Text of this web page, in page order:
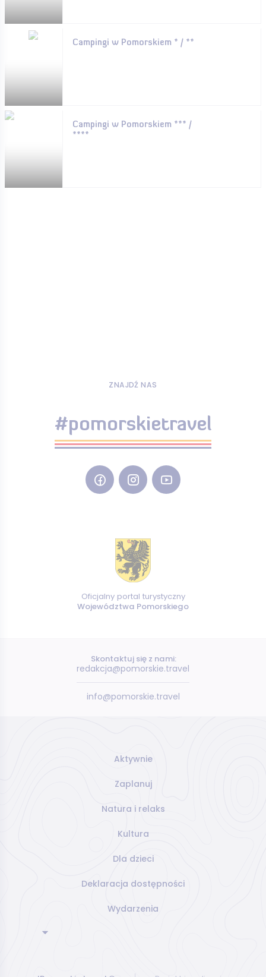
Campingi w Pomorskiem * / **
Campingi w Pomorskiem *** /
****
ZNAJDŹ NAS
#pomorskietravel
Oficjalny portal turystyczny
Województwa Pomorskiego
Skontaktuj się z nami:
redakcja@pomorskie.travel
info@pomorskie.travel
Aktywnie
Zaplanuj
Natura i relaks
Kultura
Dla dzieci
Deklaracja dostępności
Wydarzenia